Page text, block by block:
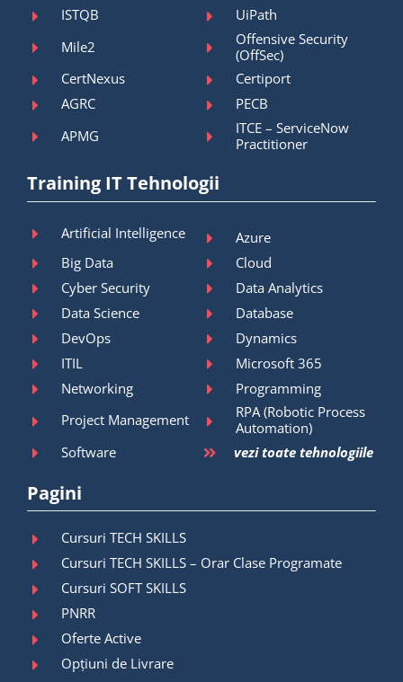
ISTQB
UiPath
Mile2
Offensive Security
(OffSec)
CertNexus
Certiport
AGRC
PECB
APMG
ITCE – ServiceNow
Practitioner
Training IT Tehnologii
Artificial Intelligence
Azure
Big Data
Cloud
Cyber Security
Data Analytics
Data Science
Database
DevOps
Dynamics
ITIL
Microsoft 365
Networking
Programming
Project Management
RPA (Robotic Process
Automation)
Software
vezi toate tehnologiile
Pagini
Cursuri TECH SKILLS
Cursuri TECH SKILLS – Orar Clase Programate
Cursuri SOFT SKILLS
PNRR
Oferte Active
Opțiuni de Livrare